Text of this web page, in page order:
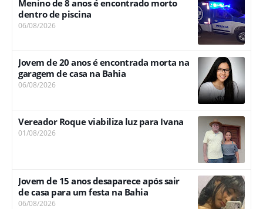
Menino de 8 anos é encontrado morto
dentro de piscina
06/08/2026
Jovem de 20 anos é encontrada morta na
garagem de casa na Bahia
06/08/2026
Vereador Roque viabiliza luz para Ivana
01/08/2026
Jovem de 15 anos desaparece após sair
de casa para um festa na Bahia
06/08/2026